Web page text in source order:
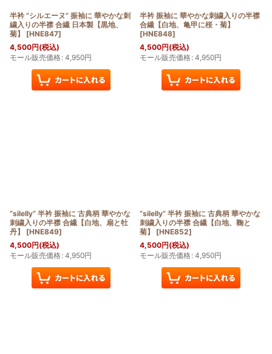
半衿 ”シルエーヌ” 振袖に 華やかな刺
繍入りの半襟 合繊 日本製【黒地、
菊】
[HNE847]
4,500円(税込)
モール販売価格: 4,950円
半衿 振袖に 華やかな刺繍入りの半襟
合繊【白地、亀甲に桜・菊】
[HNE848]
4,500円(税込)
モール販売価格: 4,950円
“silelly” 半衿 振袖に 古典柄 華やかな
刺繍入りの半襟 合繊【白地、扇と牡
丹】
[HNE849]
4,500円(税込)
モール販売価格: 4,950円
“silelly” 半衿 振袖に 古典柄 華やかな
刺繍入りの半襟 合繊【白地、鞠と
菊】
[HNE852]
4,500円(税込)
モール販売価格: 4,950円